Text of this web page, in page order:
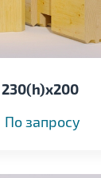
230(h)x200
По запросу